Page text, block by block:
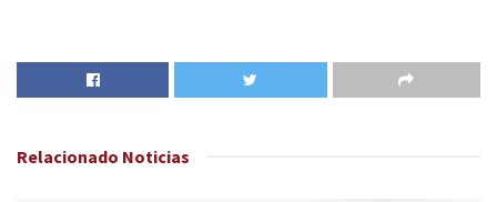
Relacionado Noticias